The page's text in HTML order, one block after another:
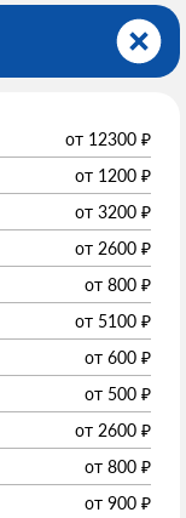
от 12300 ₽
от 1200 ₽
от 3200 ₽
от 2600 ₽
от 800 ₽
от 5100 ₽
от 600 ₽
от 500 ₽
от 2600 ₽
от 800 ₽
от 900 ₽